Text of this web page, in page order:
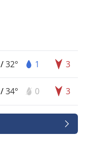
/32° 1 3
/34° 0 3